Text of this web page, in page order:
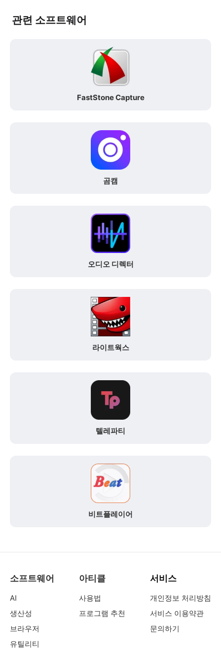
관련 소프트웨어
FastStone Capture
곰캠
오디오 디렉터
라이트웍스
텔레파티
비트플레이어
소프트웨어
AI
생산성
브라우저
유틸리티
아티클
사용법
프로그램 추천
서비스
개인정보 처리방침
서비스 이용약관
문의하기